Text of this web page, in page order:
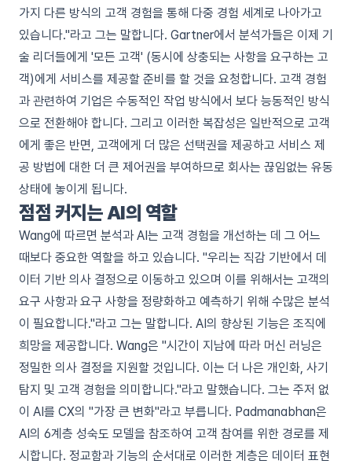
가지 다른 방식의 고객 경험을 통해 다중 경험 세계로 나아가고
있습니다."라고 그는 말합니다. Gartner에서 분석가들은 이제 기
술 리더들에게 '모든 고객' (동시에 상충되는 사항을 요구하는 고
객)에게 서비스를 제공할 준비를 할 것을 요청합니다. 고객 경험
과 관련하여 기업은 수동적인 작업 방식에서 보다 능동적인 방식
으로 전환해야 합니다. 그리고 이러한 복잡성은 일반적으로 고객
에게 좋은 반면, 고객에게 더 많은 선택권을 제공하고 서비스 제
공 방법에 대한 더 큰 제어권을 부여하므로 회사는 끊임없는 유동
상태에 놓이게 됩니다.
점점 커지는 AI의 역할
Wang에 따르면 분석과 AI는 고객 경험을 개선하는 데 그 어느
때보다 중요한 역할을 하고 있습니다. "우리는 직감 기반에서 데
이터 기반 의사 결정으로 이동하고 있으며 이를 위해서는 고객의
요구 사항과 요구 사항을 정량화하고 예측하기 위해 수많은 분석
이 필요합니다."라고 그는 말합니다. AI의 향상된 기능은 조직에
희망을 제공합니다. Wang은 "시간이 지남에 따라 머신 러닝은
정밀한 의사 결정을 지원할 것입니다. 이는 더 나은 개인화, 사기
탐지 및 고객 경험을 의미합니다."라고 말했습니다. 그는 주저 없
이 AI를 CX의 "가장 큰 변화"라고 부릅니다. Padmanabhan은
AI의 6계층 성숙도 모델을 참조하여 고객 참여를 위한 경로를 제
시합니다. 정교함과 기능의 순서대로 이러한 계층은 데이터 표현